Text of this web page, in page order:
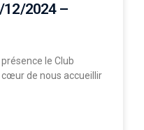
12/2024 –
le Club
cœur de nous accueillir